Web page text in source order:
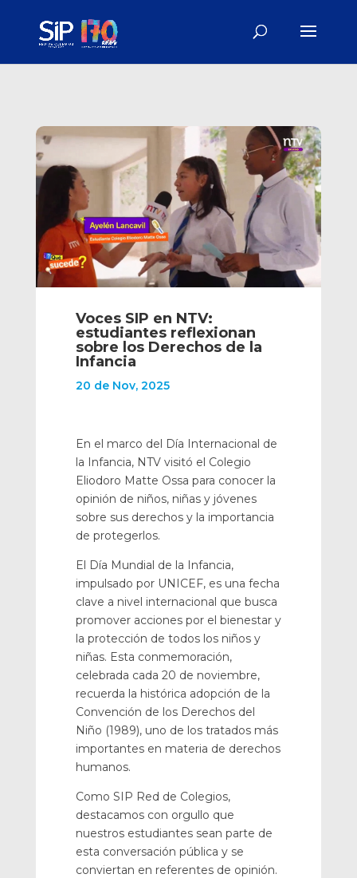
Voces SIP en NTV:
estudiantes reflexionan
sobre los Derechos de la
Infancia
20 de Nov, 2025
En el marco del Día Internacional de
la Infancia, NTV visitó el Colegio
Eliodoro Matte Ossa para conocer la
opinión de niños, niñas y jóvenes
sobre sus derechos y la importancia
de protegerlos.
El Día Mundial de la Infancia,
impulsado por UNICEF, es una fecha
clave a nivel internacional que busca
promover acciones por el bienestar y
la protección de todos los niños y
niñas. Esta conmemoración,
celebrada cada 20 de noviembre,
recuerda la histórica adopción de la
Convención de los Derechos del
Niño (1989), uno de los tratados más
importantes en materia de derechos
humanos.
Como SIP Red de Colegios,
destacamos con orgullo que
nuestros estudiantes sean parte de
esta conversación pública y se
conviertan en referentes de opinión.